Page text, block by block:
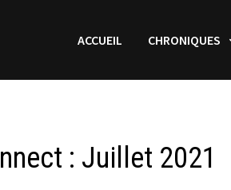
ACCUEIL CHRONIQUES
: Juillet 2021